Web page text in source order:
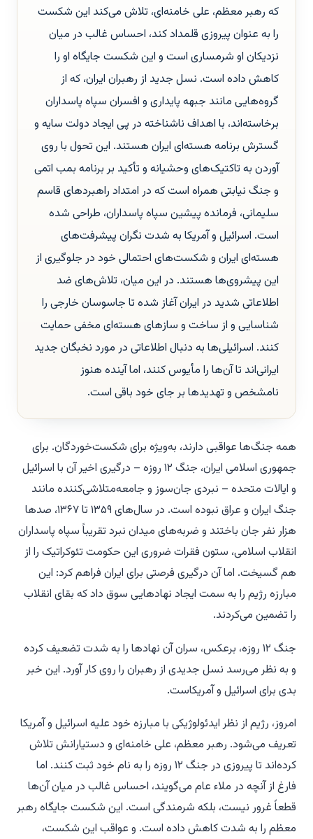
که رهبر معظم، علی خامنه‌ای، تلاش می‌کند این شکست
را به عنوان پیروزی قلمداد کند، احساس غالب در میان
نزدیکان او شرمساری است و این شکست جایگاه او را
کاهش داده است. نسل جدید از رهبران ایران، که از
گروه‌هایی مانند جبهه پایداری و افسران سپاه پاسداران
برخاسته‌اند، با اهداف ناشناخته در پی ایجاد دولت سایه و
گسترش برنامه هسته‌ای ایران هستند. این تحول با روی
آوردن به تاکتیک‌های وحشیانه و تأکید بر برنامه بمب اتمی
و جنگ نیابتی همراه است که در امتداد راهبردهای قاسم
سلیمانی، فرمانده پیشین سپاه پاسداران، طراحی شده
است. اسرائیل و آمریکا به شدت نگران پیشرفت‌های
هسته‌ای ایران و شکست‌های احتمالی خود در جلوگیری از
این پیشروی‌ها هستند. در این میان، تلاش‌های ضد
اطلاعاتی شدید در ایران آغاز شده تا جاسوسان خارجی را
شناسایی و از ساخت و سازهای هسته‌ای مخفی حمایت
کنند. اسرائیلی‌ها به دنبال اطلاعاتی در مورد نخبگان جدید
ایرانی‌اند تا آن‌ها را مأیوس کنند، اما آینده هنوز
نامشخص و تهدیدها بر جای خود باقی است.
همه جنگ‌ها عواقبی دارند، به‌ویژه برای شکست‌خوردگان. برای
جمهوری اسلامی ایران، جنگ ۱۲ روزه – درگیری اخیر آن با اسرائیل
و ایالات متحده – نبردی جان‌سوز و جامعه‌متلاشی‌کننده مانند
جنگ ایران و عراق نبوده است. در سال‌های ۱۳۵۹ تا ۱۳۶۷، صدها
هزار نفر جان باختند و ضربه‌های میدان نبرد تقریباً سپاه پاسداران
انقلاب اسلامی، ستون فقرات ضروری این حکومت تئوکراتیک را از
هم گسیخت. اما آن درگیری فرصتی برای ایران فراهم کرد: این
مبارزه رژیم را به سمت ایجاد نهادهایی سوق داد که بقای انقلاب
را تضمین می‌کردند.
جنگ ۱۲ روزه، برعکس، سران آن نهادها را به شدت تضعیف کرده
و به نظر می‌رسد نسل جدیدی از رهبران را روی کار آورد. این خبر
بدی برای اسرائیل و آمریکاست.
امروز، رژیم از نظر ایدئولوژیکی با مبارزه خود علیه اسرائیل و آمریکا
تعریف می‌شود. رهبر معظم، علی خامنه‌ای و دستیارانش تلاش
کرده‌اند تا پیروزی در جنگ ۱۲ روزه را به نام خود ثبت کنند. اما
فارغ از آنچه در ملاء عام می‌گویند، احساس غالب در میان آن‌ها
قطعاً غرور نیست، بلکه شرمندگی است. این شکست جایگاه رهبر
معظم را به شدت کاهش داده است. و عواقب این شکست،